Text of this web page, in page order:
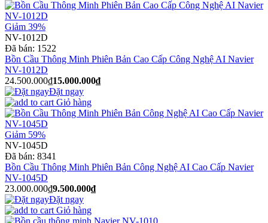
Giảm 39%
NV-1012D
Đã bán: 1522
Bồn Cầu Thông Minh Phiên Bản Cao Cấp Công Nghệ AI Navier
NV-1012D
24.500.000₫15.000.000₫
Đặt ngay
Giỏ hàng
Giảm 59%
NV-1045D
Đã bán: 8341
Bồn Cầu Thông Minh Phiên Bản Công Nghệ AI Cao Cấp Navier
NV-1045D
23.000.000₫9.500.000₫
Đặt ngay
Giỏ hàng